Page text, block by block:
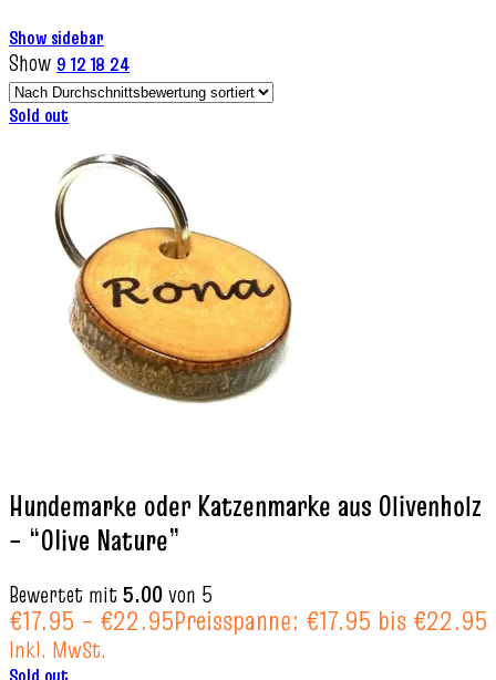
Show sidebar
Show 91218 24
Sold out
Hundemarke oder Katzenmarke aus Olivenholz
– “Olive Nature”
Bewertet mit5.00von 5
€17.95 – €22.95Preisspanne: €17.95 bis €22.95
Inkl. MwSt.